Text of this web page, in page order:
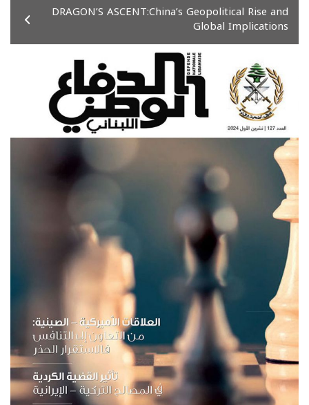
DRAGON’S ASCENT:China’s Geopolitical Rise and
Global Implications